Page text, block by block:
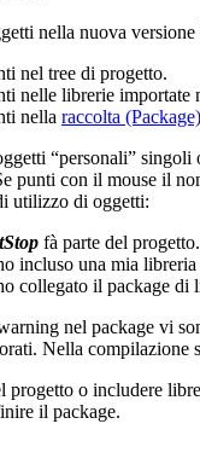
nella nuova
nel tree di progetto.
nelle librerie importate
nella raccolta
“personali”
punti con il mouse il
utilizzo di oggetti:
fà parte del progetto.
incluso una mia libreria
collegato il package di
nel package vi
Nella compilazione
progetto o includere
il package.